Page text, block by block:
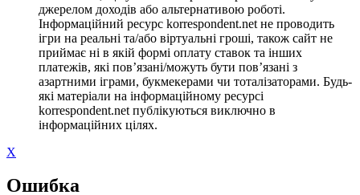
джерелом доходів або альтернативою роботі.
Інформаційний ресурс korrespondent.net не проводить
ігри на реальні та/або віртуальні гроші, також сайт не
приймає ні в якій формі оплату ставок та інших
платежів, які пов’язані/можуть бути пов’язані з
азартними іграми, букмекерами чи тоталізаторами. Будь-
які матеріали на інформаційному ресурсі
korrespondent.net публікуються виключно в
інформаційних цілях.
X
Ошибка